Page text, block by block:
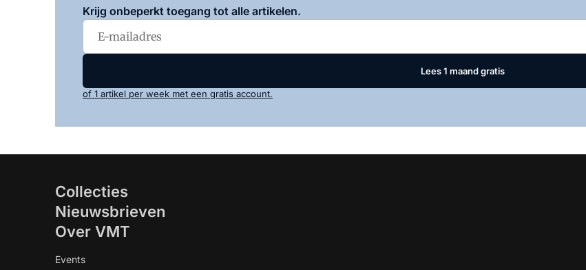
Krijg onbeperkt toegang tot alle artikelen.
Lees 1 maand gratis
of 1 artikel per week met een gratis account.
Collecties
Nieuwsbrieven
Over VMT
Events